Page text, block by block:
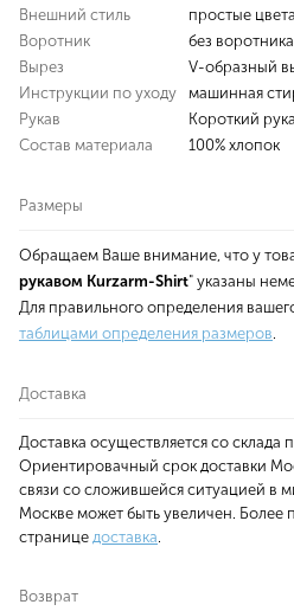
Внешний стиль
простые цвета
Воротник
без воротника
Вырез
V-образный
Инструкции по уходу
машинная
Рукав
Короткий
Состав материала
100% хлопок
Размеры
Обращаем Ваше внимание, что у
рукавом Kurzarm-Shirt" указаны
Для правильного определения
таблицами определения размеров.
Доставка
Доставка осуществляется со склада
Ориентировачный срок доставки
связи со сложившейся ситуацией в
Москве может быть увеличен.
странице доставка.
Возврат